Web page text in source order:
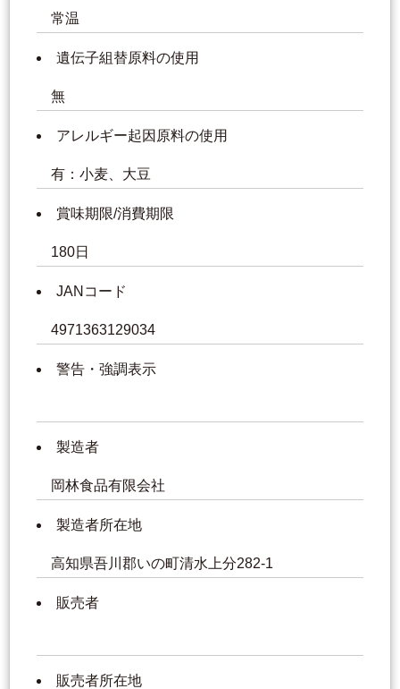
常温
遺伝子組替原料の使用
無
アレルギー起因原料の使用
有：小麦、大豆
賞味期限/消費期限
180日
JANコード
4971363129034
警告・強調表示
製造者
岡林食品有限会社
製造者所在地
高知県吾川郡いの町清水上分282-1
販売者
販売者所在地